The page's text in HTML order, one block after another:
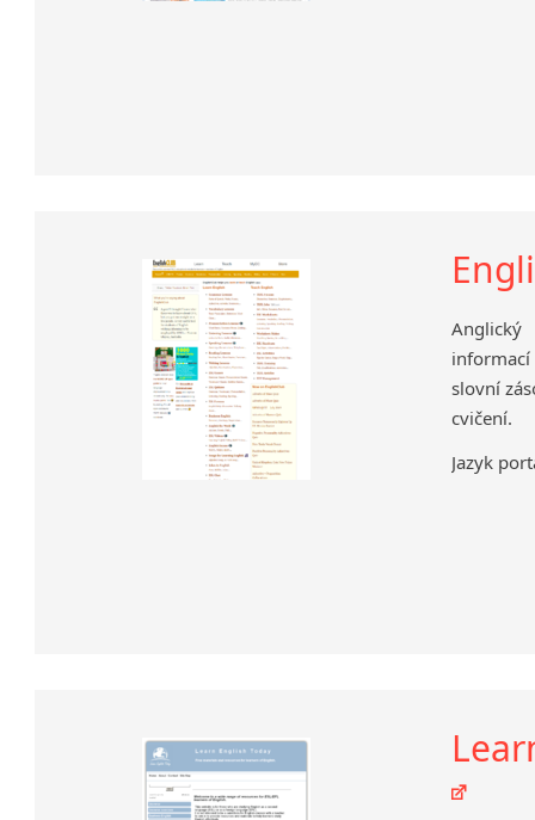
Anglický
slovní
cvičení.
Jazyk